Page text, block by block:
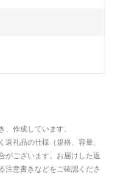
作成しています。
礼品の仕様（規格、容量、
がございます。お届けした返
注意書きなどをご確認くださ